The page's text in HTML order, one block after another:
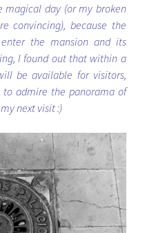
magical day (or my broken
convincing), because the
the mansion and its
I found out that within a
be available for visitors,
admire the panorama of
next visit :)